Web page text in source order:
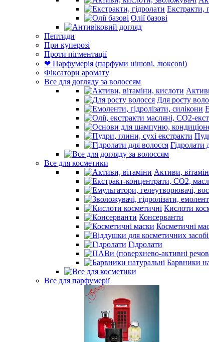
Екстракти,
Олії базові
Пептиди
При куперозі
Проти пігментації
❤ Парфумерія (парфуми нішові, люксові)
Фіксатори аромату
Все для догляду за волоссям
Для росту
Гідролати
Все для косметики
Активи,
Кислоти
Консерванти
Косметичні
Гідролати
Барвники
Все для парфумерії